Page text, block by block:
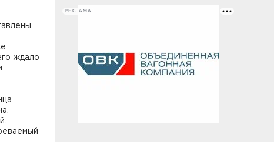
ждало
РЕКЛАМА